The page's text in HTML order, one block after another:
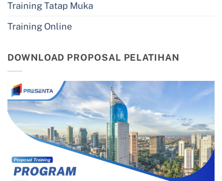
Training Tatap Muka
Training Online
DOWNLOAD PROPOSAL PELATIHAN